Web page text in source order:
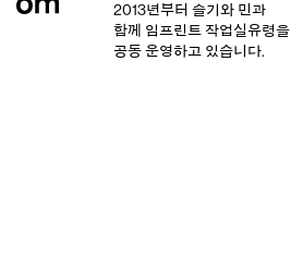
2013년부터 슬기와 민과
함께 임프린트 작업실유령을
공동 운영하고 있습니다.